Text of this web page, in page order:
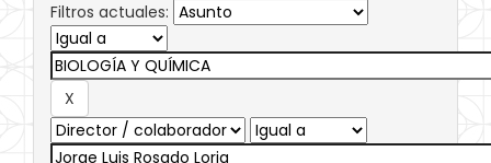
Filtros actuales: